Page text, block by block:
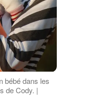
bébé dans les
de Cody. |